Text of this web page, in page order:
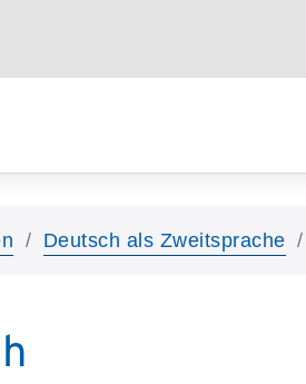
Deutsch als Zweitsprache